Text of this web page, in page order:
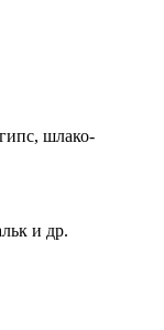
шлако-
и др.